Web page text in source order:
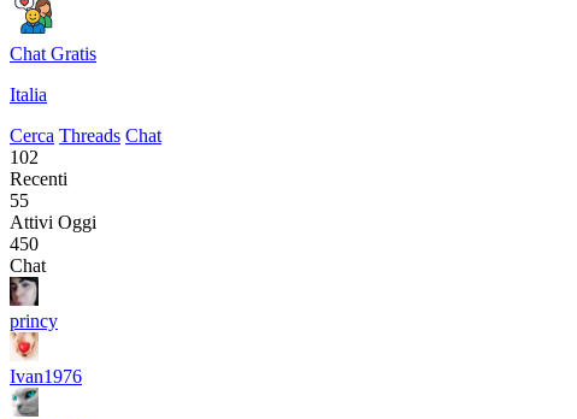
Chat Gratis
Italia
Cerca Threads Chat
102
Recenti
55
Attivi Oggi
450
Chat
princy
Ivan1976